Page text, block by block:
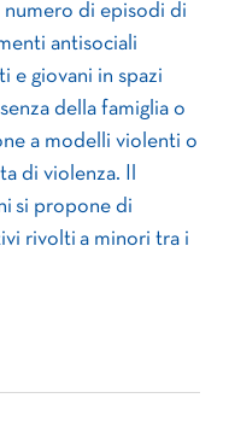
numero di episodi di
antisociali
e giovani in spazi
della famiglia o
a modelli violenti o
di violenza. Il
si propone di
rivolti a minori tra i